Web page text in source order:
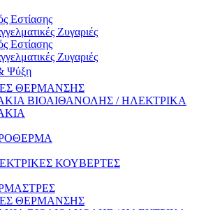
Εστίασης
Ζυγαριές
Εστίασης
Ζυγαριές
Ψύξη
ΘΕΡΜΑΝΣΗΣ
ΒΙΟΑΙΘΑΝΟΛΗΣ / ΗΛΕΚΤΡΙΚΑ
ΚΟΥΒΕΡΤΕΣ
ΘΕΡΜΑΝΣΗΣ